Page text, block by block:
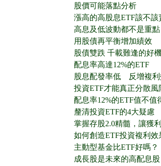
股價可能落點分析
漲高的高股息ETF該不該
高息及低波動都不是重點
用股債再平衡增加績效
股債雙跌 千載難逢的好
配息率高達12%的ETF
股息配發率低 反增複利
投資ETF才能真正分散風
配息率12%的ETF值不值
釐清投資ETF的4大疑慮
掌握存股2.0精髓，讓獲
如何創造ETF投資複利效
主動型基金比ETF好嗎？
成長股是未來的高配息股